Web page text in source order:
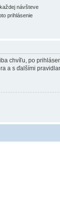
návšteve
prihlásenie
chvíľu, po
a s ďalšími